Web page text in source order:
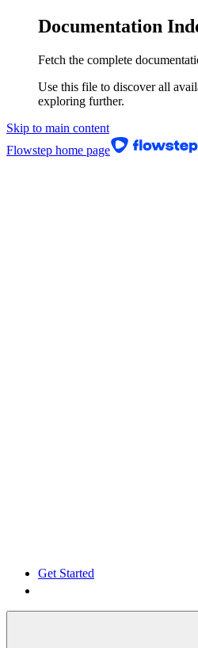
Documentation
Fetch the complete
Use this file to discover all
exploring further.
Skip to main content
Flowstep home page
Get Started